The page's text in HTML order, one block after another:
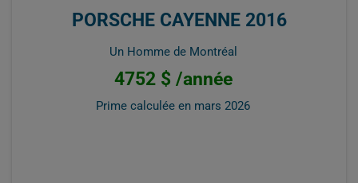
PORSCHE CAYENNE 2016
Un Homme de Montréal
4752 $ /année
Prime calculée en mars 2026